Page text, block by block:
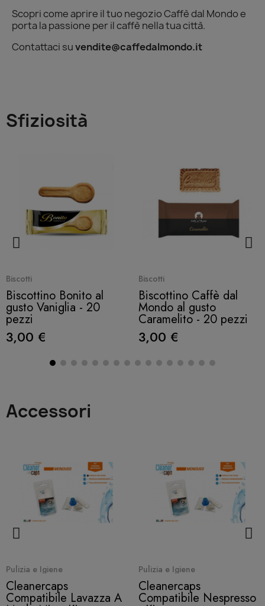
Scopri come aprire il tuo negozio Caffè dal Mondo e
porta la passione per il caffè nella tua città.
Contattaci suvendite@caffedalmondo.it
Sfiziosità
Biscotti
Biscottino Bonito al
gusto Vaniglia - 20
pezzi
3,00 €
Biscotti
Biscottino Caffè dal
Mondo al gusto
Caramelito - 20 pezzi
3,00 €
Accessori
Quick View
Pulizia e Igiene
Cleanercaps
Compatibile Lavazza A
Quick View
Pulizia e Igiene
Cleanercaps
Compatibile Nespresso